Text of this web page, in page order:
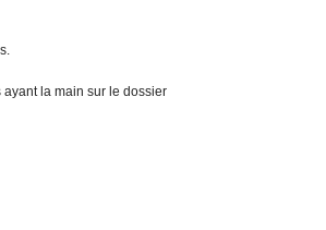
ayant la main sur le dossier